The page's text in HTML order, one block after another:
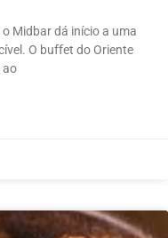
Midbar dá início a uma
O buffet do Oriente
ao